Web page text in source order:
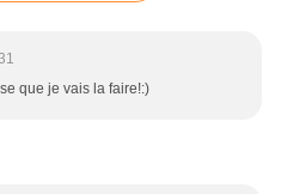
que je vais la faire!:)